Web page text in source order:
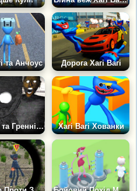
та Анчоус Дорога Хагі Вагі
Гра Хагі та Гренні: Хоррор Страшилка Хагі Вагі Хованки